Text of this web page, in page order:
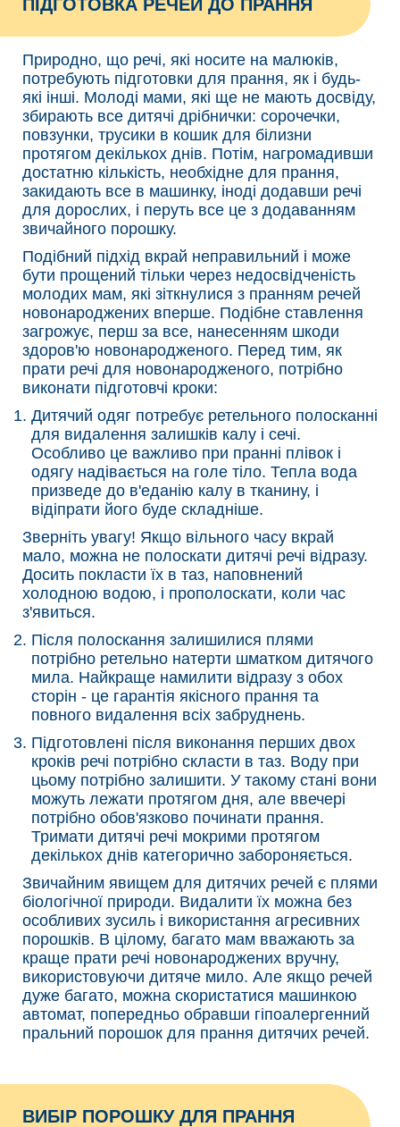
ПІДГОТОВКА РЕЧЕЙ ДО ПРАННЯ
Природно, що речі, які носите на малюків,
потребують підготовки для прання, як і будь-
які інші. Молоді мами, які ще не мають досвіду,
збирають все дитячі дрібнички: сорочечки,
повзунки, трусики в кошик для білизни
протягом декількох днів. Потім, нагромадивши
достатню кількість, необхідне для прання,
закидають все в машинку, іноді додавши речі
для дорослих, і перуть все це з додаванням
звичайного порошку.
Подібний підхід вкрай неправильний і може
бути прощений тільки через недосвідченість
молодих мам, які зіткнулися з пранням речей
новонароджених вперше. Подібне ставлення
загрожує, перш за все, нанесенням шкоди
здоров'ю новонародженого. Перед тим, як
прати речі для новонародженого, потрібно
виконати підготовчі кроки:
Дитячий одяг потребує ретельного полосканні
для видалення залишків калу і сечі.
Особливо це важливо при пранні плівок і
одягу надівається на голе тіло. Тепла вода
призведе до в'еданію калу в тканину, і
відіпрати його буде складніше.
Зверніть увагу! Якщо вільного часу вкрай
мало, можна не полоскати дитячі речі відразу.
Досить покласти їх в таз, наповнений
холодною водою, і прополоскати, коли час
з'явиться.
Після полоскання залишилися плями
потрібно ретельно натерти шматком дитячого
мила. Найкраще намилити відразу з обох
сторін - це гарантія якісного прання та
повного видалення всіх забруднень.
Підготовлені після виконання перших двох
кроків речі потрібно скласти в таз. Воду при
цьому потрібно залишити. У такому стані вони
можуть лежати протягом дня, але ввечері
потрібно обов'язково починати прання.
Тримати дитячі речі мокрими протягом
декількох днів категорично забороняється.
Звичайним явищем для дитячих речей є плями
біологічної природи. Видалити їх можна без
особливих зусиль і використання агресивних
порошків. В цілому, багато мам вважають за
краще прати речі новонароджених вручну,
використовуючи дитяче мило. Але якщо речей
дуже багато, можна скористатися машинкою
автомат, попередньо обравши гіпоалергенний
пральний порошок для прання дитячих речей.
ВИБІР ПОРОШКУ ДЛЯ ПРАННЯ